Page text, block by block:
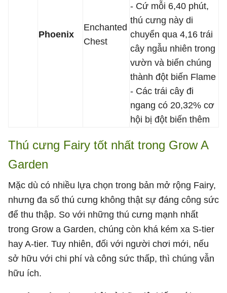
Phoenix
Enchanted
Chest
- Cứ mỗi 6,40 phút,
thú cưng này di
chuyển qua 4,16 trái
cây ngẫu nhiên trong
vườn và biến chúng
thành đột biến Flame
- Các trái cây đi
ngang có 20,32% cơ
hội bị đột biến thêm
Thú cưng Fairy tốt nhất trong Grow A
Garden
Mặc dù có nhiều lựa chọn trong bản mở rộng Fairy,
nhưng đa số thú cưng không thật sự đáng công sức
để thu thập. So với những thú cưng mạnh nhất
trong Grow a Garden, chúng còn khá kém xa S-tier
hay A-tier. Tuy nhiên, đối với người chơi mới, nếu
sở hữu với chi phí và công sức thấp, thì chúng vẫn
hữu ích.